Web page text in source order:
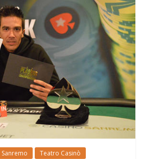
Sanremo Teatro Casinò